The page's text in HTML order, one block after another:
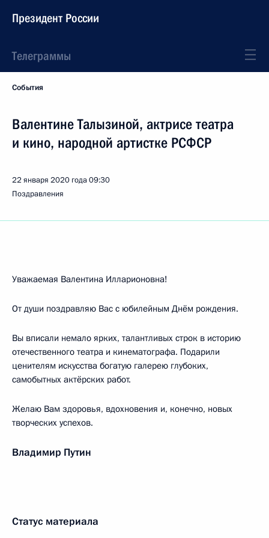
Президент России
Телеграммы
События
Валентине Талызиной, актрисе театра
и кино, народной артистке РСФСР
22 января 2020 года09:30
Поздравления
Уважаемая Валентина Илларионовна!
От души поздравляю Вас с юбилейным Днём рождения.
Вы вписали немало ярких, талантливых строк в историю
отечественного театра и кинематографа. Подарили
ценителям искусства богатую галерею глубоких,
самобытных актёрских работ.
Желаю Вам здоровья, вдохновения и, конечно, новых
творческих успехов.
Владимир Путин
Статус материала